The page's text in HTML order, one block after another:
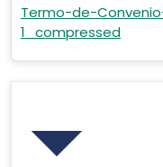
Termo-de-
1_compressed